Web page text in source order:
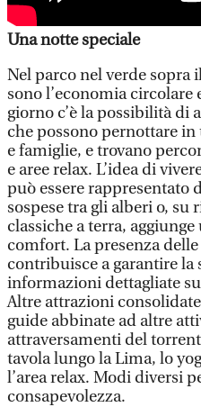
Una notte speciale
Nel parco nel verde
sono l’economia circolare
giorno c’è la possibilità di
che possono pernottare
e famiglie, e trovano
e aree relax. L’idea di
può essere rappresentato
sospese tra gli alberi o, su
classiche a terra,
comfort. La presenza
contribuisce a garantire la
informazioni dettagliate
Altre attrazioni
guide abbinate ad altre
attraversamenti del
tavola lungo la Lima, lo
l’area relax. Modi diversi
consapevolezza.